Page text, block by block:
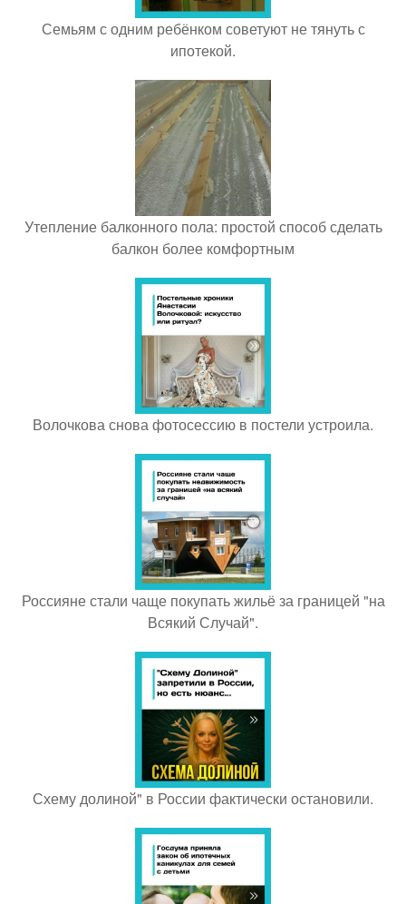
Семьям с одним ребёнком советуют не тянуть с
ипотекой.
Утепление балконного пола: простой способ сделать
балкон более комфортным
Волочкова снова фотосессию в постели устроила.
Россияне стали чаще покупать жильё за границей "на
Всякий Случай".
Схему долиной" в России фактически остановили.